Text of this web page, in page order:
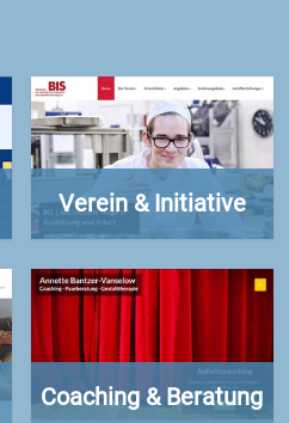
Verein & Initiative
Coaching & Beratung